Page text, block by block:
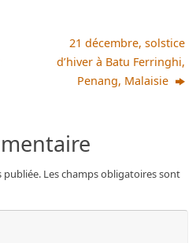
21 décembre, solstice
d’hiver à Batu Ferringhi,
Penang, Malaisie
publiée. Les champs obligatoires sont